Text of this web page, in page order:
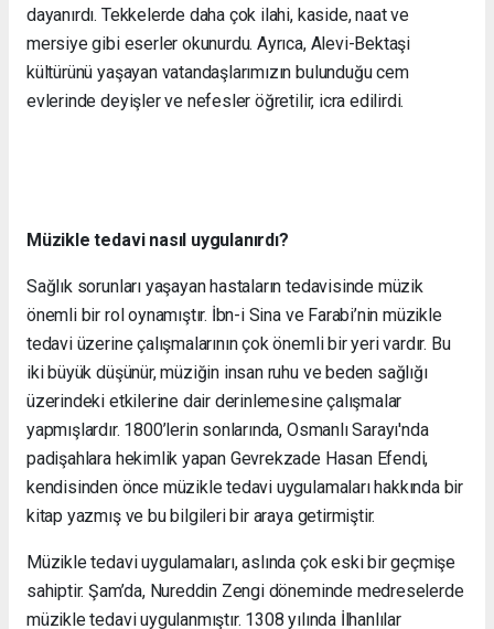
dayanırdı. Tekkelerde daha çok ilahi, kaside, naat ve
mersiye gibi eserler okunurdu. Ayrıca, Alevi-Bektaşi
kültürünü yaşayan vatandaşlarımızın bulunduğu cem
evlerinde deyişler ve nefesler öğretilir, icra edilirdi.
Müzikle tedavi nasıl uygulanırdı?
Sağlık sorunları yaşayan hastaların tedavisinde müzik
önemli bir rol oynamıştır. İbn-i Sina ve Farabi’nin müzikle
tedavi üzerine çalışmalarının çok önemli bir yeri vardır. Bu
iki büyük düşünür, müziğin insan ruhu ve beden sağlığı
üzerindeki etkilerine dair derinlemesine çalışmalar
yapmışlardır. 1800’lerin sonlarında, Osmanlı Sarayı'nda
padişahlara hekimlik yapan Gevrekzade Hasan Efendi,
kendisinden önce müzikle tedavi uygulamaları hakkında bir
kitap yazmış ve bu bilgileri bir araya getirmiştir.
Müzikle tedavi uygulamaları, aslında çok eski bir geçmişe
sahiptir. Şam’da, Nureddin Zengi döneminde medreselerde
müzikle tedavi uygulanmıştır. 1308 yılında İlhanlılar